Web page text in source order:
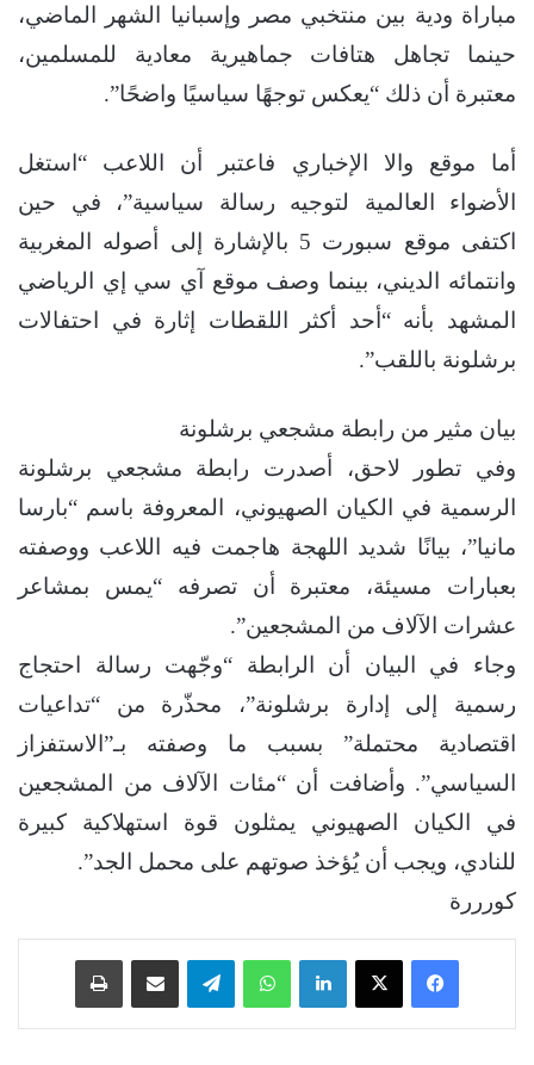
مباراة ودية بين منتخبي مصر وإسبانيا الشهر الماضي،
حينما تجاهل هتافات جماهيرية معادية للمسلمين،
معتبرة أن ذلك “يعكس توجهًا سياسيًا واضحًا”.
أما موقع والا الإخباري فاعتبر أن اللاعب “استغل
الأضواء العالمية لتوجيه رسالة سياسية”، في حين
اكتفى موقع سبورت 5 بالإشارة إلى أصوله المغربية
وانتمائه الديني، بينما وصف موقع آي سي إي الرياضي
المشهد بأنه “أحد أكثر اللقطات إثارة في احتفالات
برشلونة باللقب”.
بيان مثير من رابطة مشجعي برشلونة
وفي تطور لاحق، أصدرت رابطة مشجعي برشلونة
الرسمية في الكيان الصهيوني، المعروفة باسم “بارسا
مانيا”، بيانًا شديد اللهجة هاجمت فيه اللاعب ووصفته
بعبارات مسيئة، معتبرة أن تصرفه “يمس بمشاعر
عشرات الآلاف من المشجعين”.
وجاء في البيان أن الرابطة “وجّهت رسالة احتجاج
رسمية إلى إدارة برشلونة”، محذّرة من “تداعيات
اقتصادية محتملة” بسبب ما وصفته بـ”الاستفزاز
السياسي”. وأضافت أن “مئات الآلاف من المشجعين
في الكيان الصهيوني يمثلون قوة استهلاكية كبيرة
للنادي، ويجب أن يُؤخذ صوتهم على محمل الجد”.
كورررة
فيسبوك ‫X لينكدإن واتساب تيلقرام